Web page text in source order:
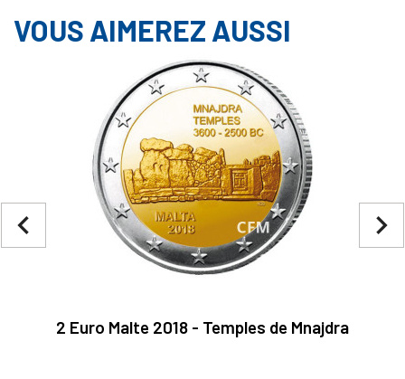
VOUS AIMEREZ AUSSI
2 Euro Malte 2018 - Temples de Mnajdra
navigate_next
navigate_before